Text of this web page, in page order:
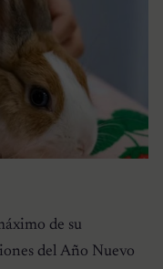
de su
del Año Nuevo